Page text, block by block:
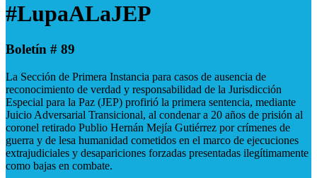
#LupaALaJEP
Boletín # 89
La Sección de Primera Instancia para casos de ausencia de
reconocimiento de verdad y responsabilidad de la Jurisdicción
Especial para la Paz (JEP) profirió la primera sentencia, mediante
Juicio Adversarial Transicional, al condenar a 20 años de prisión al
coronel retirado Publio Hernán Mejía Gutiérrez por crímenes de
guerra y de lesa humanidad cometidos en el marco de ejecuciones
extrajudiciales y desapariciones forzadas presentadas ilegítimamente
como bajas en combate.